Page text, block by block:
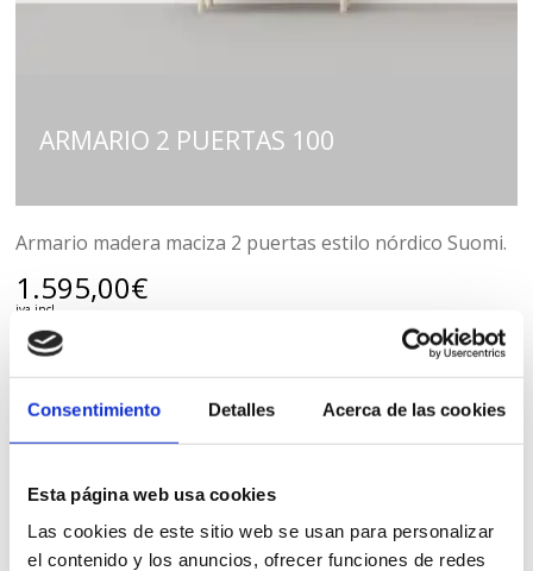
Consentimiento Detalles Acerca de las cookies
Esta página web usa cookies
Las cookies de este sitio web se usan para personalizar
el contenido y los anuncios, ofrecer funciones de redes
ARMARIO 2 PUERTAS 100
Armario madera maciza 2 puertas estilo nórdico Suomi.
1.595,00€
iva incl.